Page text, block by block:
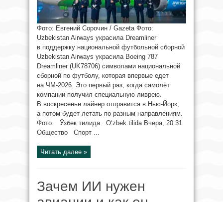
Фото: Евгений Сорочин / Gazeta Фото:
Uzbekistan Airways украсила Dreamliner
в поддержку национальной футбольной сборной
Uzbekistan Airways украсила Boeing 787
Dreamliner (UK78706) символами национальной
сборной по футболу, которая впервые едет
на ЧМ-2026. Это первый раз, когда самолёт
компании получил специальную ливрею.
В воскресенье лайнер отправится в Нью-Йорк,
а потом будет летать по разным направлениям.
Фото. Ўзбек тилида O‘zbek tilida Вчера, 20:31
Общество Спорт ...
Читать далее »
Зачем ИИ нужен